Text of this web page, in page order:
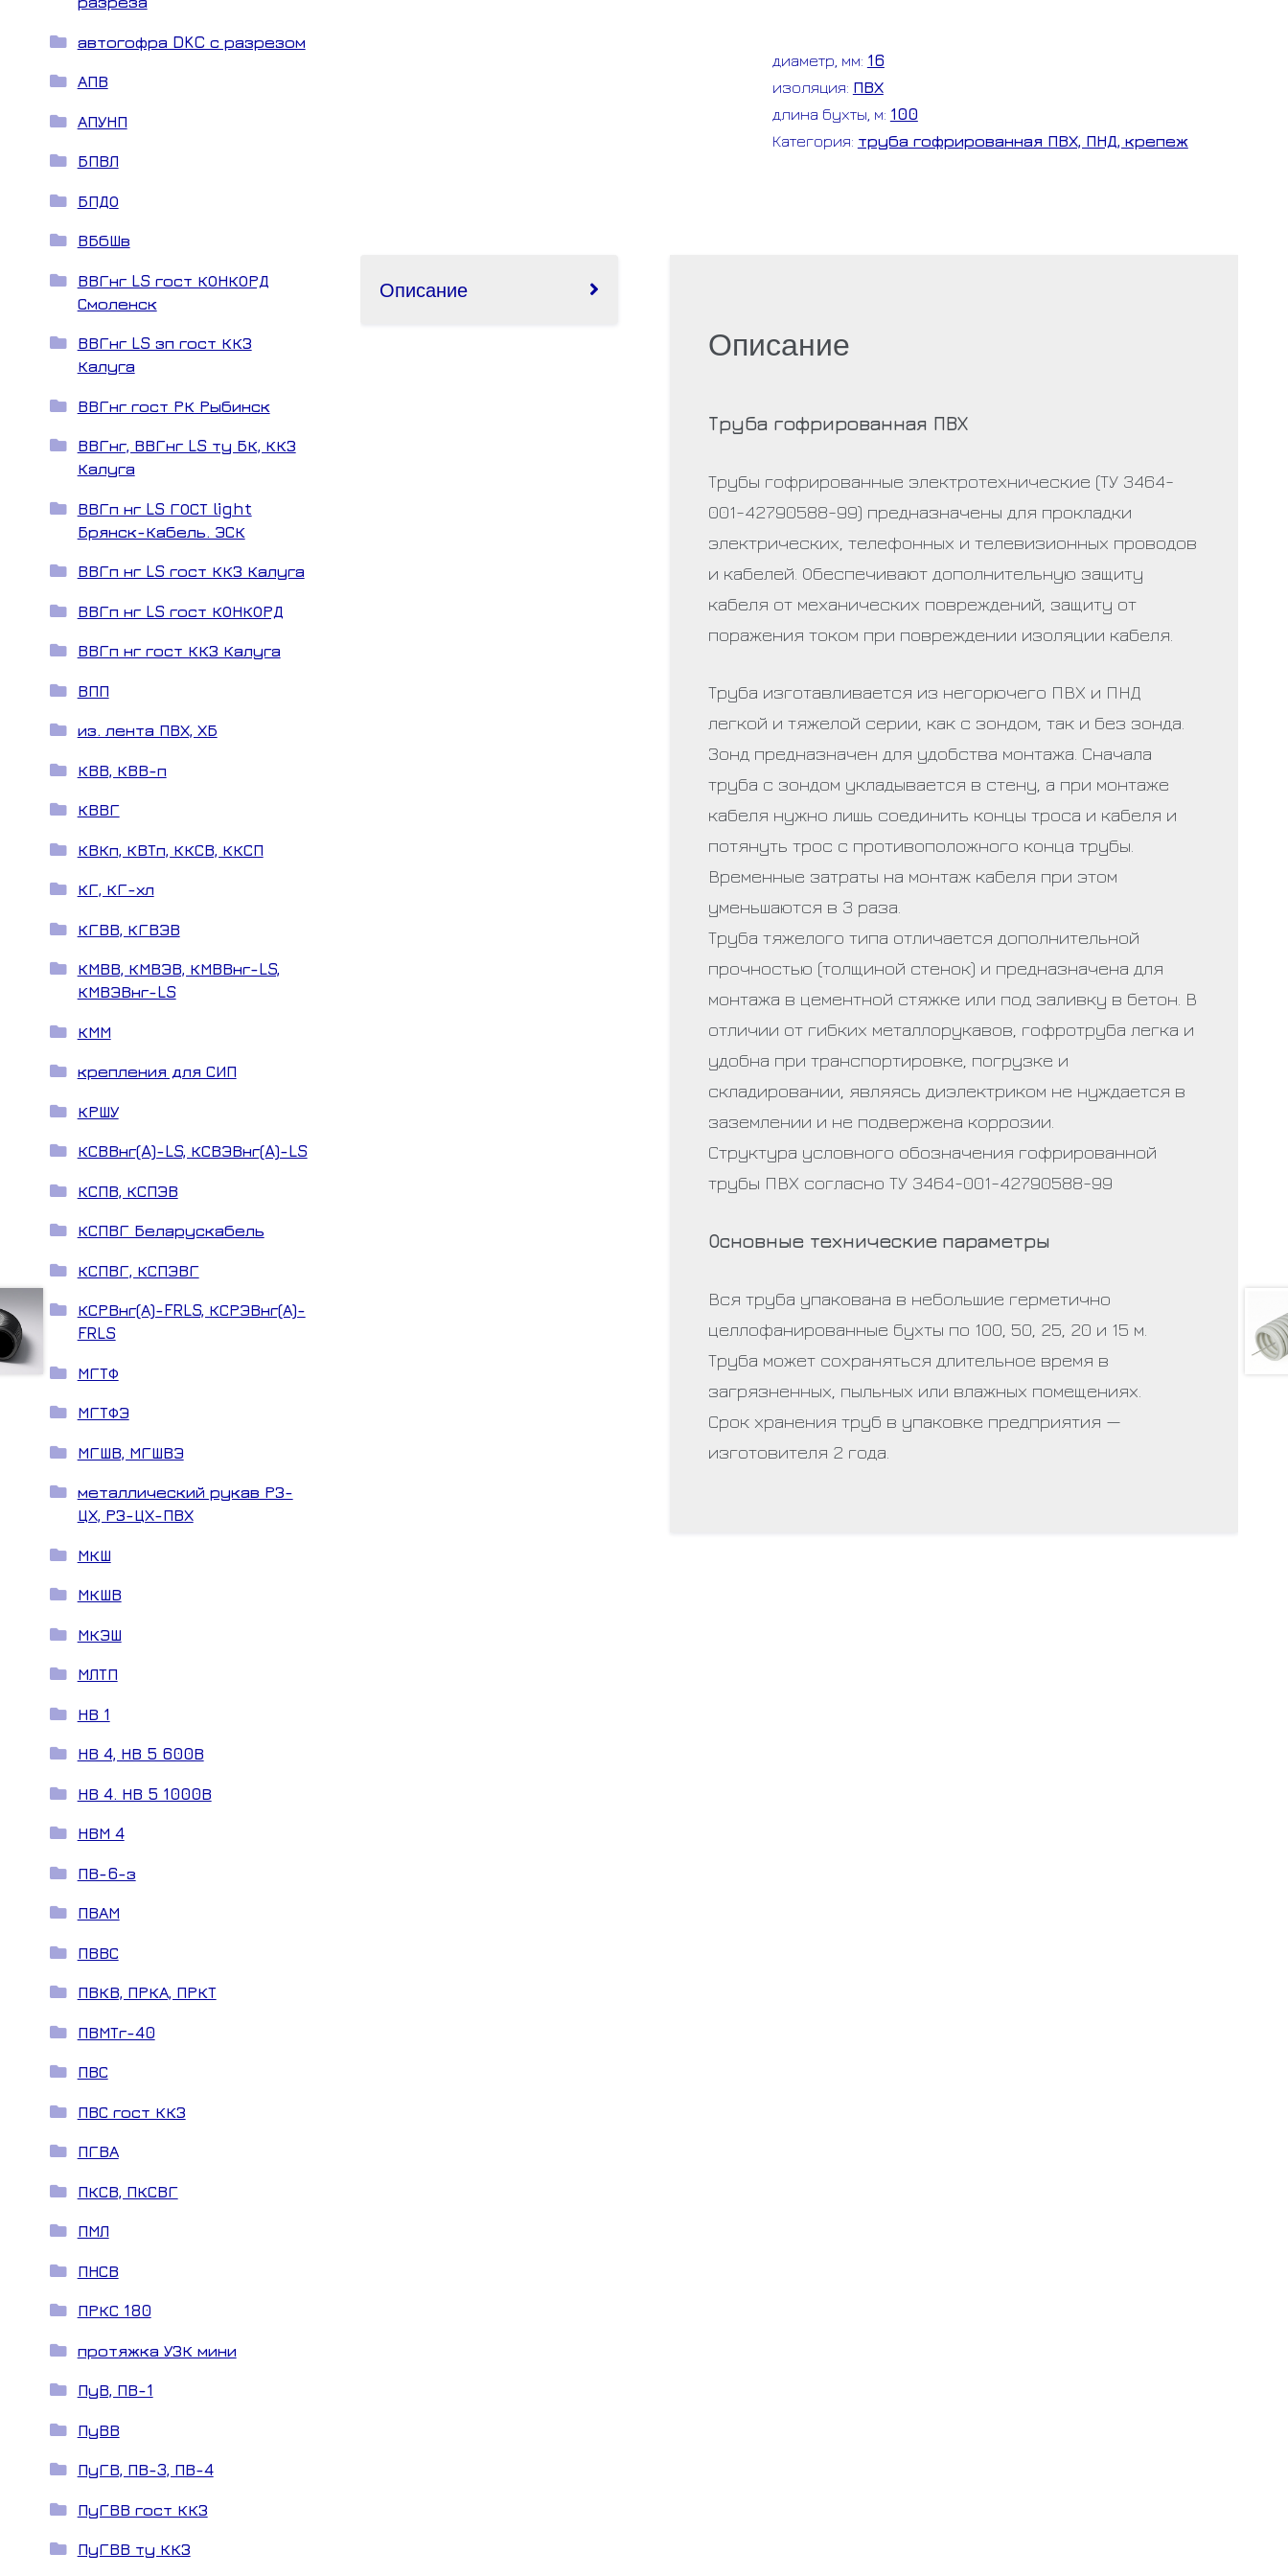
ПВХ
D16
(строительная)
диаметр, мм: 16
изоляция: ПВХ
длина бухты, м: 100
Категория: труба гофрированная ПВХ, ПНД, крепеж
Описание
Описание
Труба гофрированная ПВХ
Трубы гофрированные электротехнические (ТУ 3464-
001-42790588-99) предназначены для прокладки
электрических, телефонных и телевизионных проводов
и кабелей. Обеспечивают дополнительную защиту
кабеля от механических повреждений, защиту от
поражения током при повреждении изоляции кабеля.
Труба изготавливается из негорючего ПВХ и ПНД
легкой и тяжелой серии, как с зондом, так и без зонда.
Зонд предназначен для удобства монтажа. Сначала
труба с зондом укладывается в стену, а при монтаже
кабеля нужно лишь соединить концы троса и кабеля и
потянуть трос с противоположного конца трубы.
Временные затраты на монтаж кабеля при этом
уменьшаются в 3 раза.
Труба тяжелого типа отличается дополнительной
прочностью (толщиной стенок) и предназначена для
монтажа в цементной стяжке или под заливку в бетон. В
отличии от гибких металлорукавов, гофротруба легка и
удобна при транспортировке, погрузке и
складировании, являясь диэлектриком не нуждается в
заземлении и не подвержена коррозии.
Структура условного обозначения гофрированной
трубы ПВХ согласно ТУ 3464-001-42790588-99
Основные технические параметры
Вся труба упакована в небольшие герметично
целлофанированные бухты по 100, 50, 25, 20 и 15 м.
Труба может сохраняться длительное время в
загрязненных, пыльных или влажных помещениях.
Срок хранения труб в упаковке предприятия —
изготовителя 2 года.
автогофра DKC с разрезом
АПВ
АПУНП
БПВЛ
БПДО
ВБбШв
ВВГнг LS гост КОНКОРД
Смоленск
ВВГнг LS зп гост ККЗ
Калуга
ВВГнг гост РК Рыбинск
ВВГнг, ВВГнг LS ту БК, ККЗ
Калуга
ВВГп нг LS ГОСТ light
Брянск-Кабель. ЭСК
ВВГп нг LS гост ККЗ Калуга
ВВГп нг LS гост КОНКОРД
ВВГп нг гост ККЗ Калуга
ВПП
из. лента ПВХ, ХБ
КВВ, КВВ-п
КВВГ
КВКп, КВТп, ККСВ, ККСП
КГ, КГ-хл
КГВВ, КГВЭВ
КМВВ, КМВЭВ, КМВВнг-LS,
КМВЭВнг-LS
КММ
крепления для СИП
КРШУ
КСВВнг(A)-LS, КСВЭВнг(A)-LS
КСПВ, КСПЭВ
КСПВГ Беларускабель
КСПВГ, КСПЭВГ
КСРВнг(А)-FRLS, КСРЭВнг(А)-
FRLS
МГТФ
МГТФЭ
МГШВ, МГШВЭ
металлический рукав РЗ-
ЦХ, РЗ-ЦХ-ПВХ
МКШ
МКШВ
МКЭШ
МЛТП
НВ 1
НВ 4, НВ 5 600В
НВ 4. НВ 5 1000В
НВМ 4
ПВ-6-з
ПВАМ
ПВВС
ПВКВ, ПРКА, ПРКТ
ПВМТг-40
ПВС
ПВС гост ККЗ
ПГВА
ПКСВ, ПКСВГ
ПМЛ
ПНСВ
ПРКС 180
протяжка УЗК мини
ПуВ, ПВ-1
ПуВВ
ПуГВ, ПВ-3, ПВ-4
ПуГВВ гост ККЗ
ПуГВВ ту ККЗ